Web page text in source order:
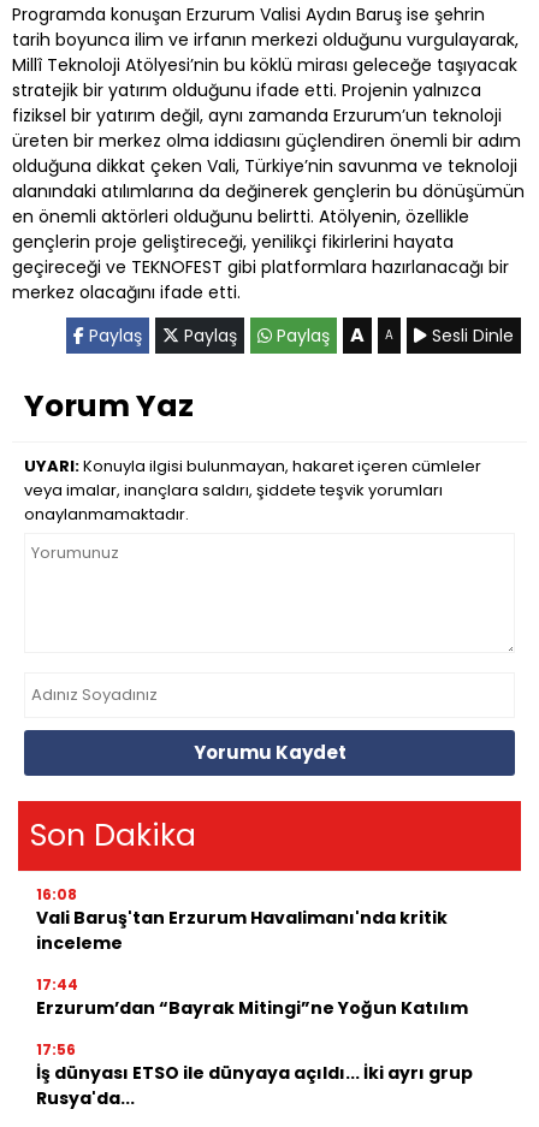
Programda konuşan Erzurum Valisi Aydın Baruş ise şehrin
tarih boyunca ilim ve irfanın merkezi olduğunu vurgulayarak,
Millî Teknoloji Atölyesi’nin bu köklü mirası geleceğe taşıyacak
stratejik bir yatırım olduğunu ifade etti. Projenin yalnızca
fiziksel bir yatırım değil, aynı zamanda Erzurum’un teknoloji
üreten bir merkez olma iddiasını güçlendiren önemli bir adım
olduğuna dikkat çeken Vali, Türkiye’nin savunma ve teknoloji
alanındaki atılımlarına da değinerek gençlerin bu dönüşümün
en önemli aktörleri olduğunu belirtti. Atölyenin, özellikle
gençlerin proje geliştireceği, yenilikçi fikirlerini hayata
geçireceği ve TEKNOFEST gibi platformlara hazırlanacağı bir
merkez olacağını ifade etti.
Paylaş
Paylaş Paylaş A A Sesli Dinle
Yorum Yaz
UYARI:Konuyla ilgisi bulunmayan, hakaret içeren cümleler
veya imalar, inançlara saldırı, şiddete teşvik yorumları
onaylanmamaktadır.
Yorumu Kaydet
Son Dakika
16:08
Vali Baruş'tan Erzurum Havalimanı'nda kritik
inceleme
17:44
Erzurum’dan “Bayrak Mitingi”ne Yoğun Katılım
17:56
İş dünyası ETSO ile dünyaya açıldı... İki ayrı grup
Rusya'da...